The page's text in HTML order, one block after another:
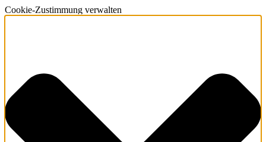
Cookie-Zustimmung verwalten